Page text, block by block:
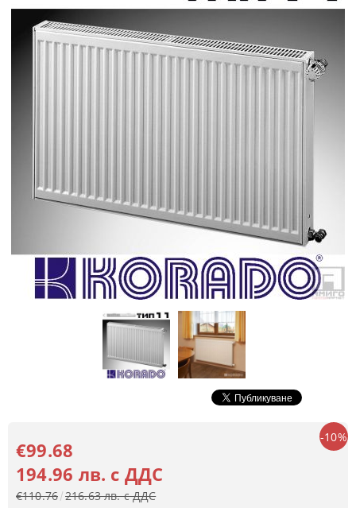
-10%
€99.68
194.96 лв. с ДДС
€110.76 216.63 лв. с ДДС